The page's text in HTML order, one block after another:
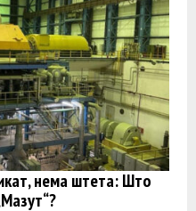
нема штета: Што